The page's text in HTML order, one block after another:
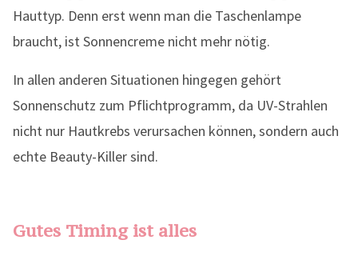
Hauttyp. Denn erst wenn man die Taschenlampe
braucht, ist Sonnencreme nicht mehr nötig.
In allen anderen Situationen hingegen gehört
Sonnenschutz zum Pflichtprogramm, da UV-Strahlen
nicht nur Hautkrebs verursachen können, sondern auch
echte Beauty-Killer sind.
Gutes Timing ist alles